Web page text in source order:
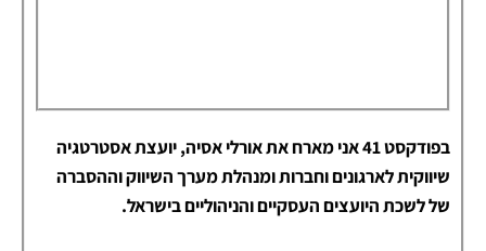
בפודקסט 41 אני מארח את אורלי אסיה, יועצת אסטרטגיה
שיווקית לארגונים וחברות ומנהלת מערך השיווק וההסברה
של לשכת היועצים העסקיים והניהוליים בישראל.